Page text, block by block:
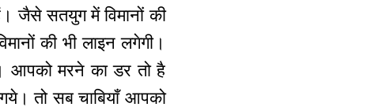
जैसे सतयुग में विमानों की
की भी लाइन लगेगी।
मरने का डर तो है
तो सब चाबियाँ आपको